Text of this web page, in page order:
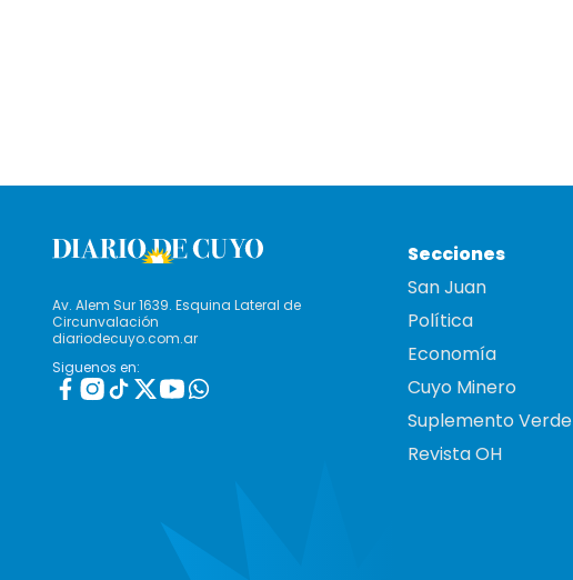
Av. Alem Sur 1639. Esquina Lateral de
Circunvalación
diariodecuyo.com.ar
Siguenos en:
Secciones
San Juan
Política
Economía
Cuyo Minero
Suplemento Verde
Revista OH